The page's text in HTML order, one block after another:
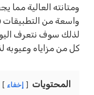
ومتانته العالية مما
واسعة من التطبيقات في
لذلك سوف نتعرف
كل من مزاياه وعيوبه
المحتويات إخفاء